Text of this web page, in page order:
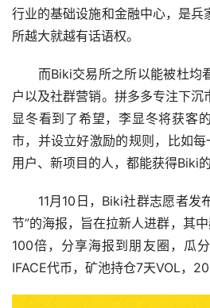
行业的基础设施和金融中心，是兵
所越大就越有话语权。
而Biki交易所之所以能被杜均
户以及社群营销。拼多多专注下
显冬看到了希望，李显冬将获客
市，并设立好激励的规则，比如
用户、新项目的人，都能获得Biki的
11月10日，Biki社群志愿者发
节”的海报，旨在拉新人进群，其
100倍，分享海报到朋友圈，瓜
IFACE代币，矿池持仓7天VOL，